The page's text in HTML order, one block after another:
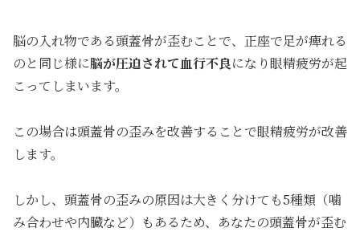
脳の入れ物である頭蓋骨が歪むことで、正座で足が痺れる
のと同じ様に脳が圧迫されて血行不良になり眼精疲労が起
こってしまいます。
この場合は頭蓋骨の歪みを改善することで眼精疲労が改善
します。
しかし、頭蓋骨の歪みの原因は大きく分けても5種類（噛
み合わせや内臓など）もあるため、あなたの頭蓋骨が歪む